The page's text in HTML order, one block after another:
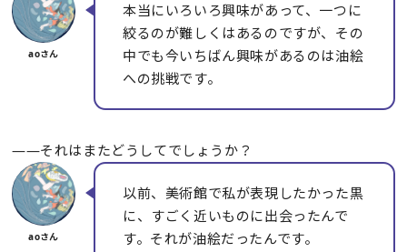
本当にいろいろ興味があって、一つに
絞るのが難しくはあるのですが、その
中でも今いちばん興味があるのは油絵
への挑戦です。
――それはまたどうしてでしょうか？
以前、美術館で私が表現したかった黒
に、すごく近いものに出会ったんで
す。それが油絵だったんです。